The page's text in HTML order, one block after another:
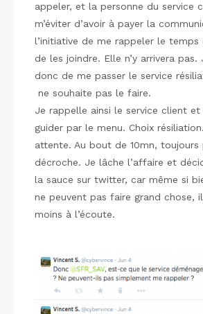
appeler, et la personne du service
m’éviter d’avoir à payer la
l’initiative de me rappeler le temps
de les joindre. Elle n’y arrivera pas.
donc de me passer le service
ne souhaite pas le faire.
Je rappelle ainsi le service client et
guider par le menu. Choix
attente. Au bout de 10mn, toujours
décroche. Je lâche l’affaire et
la sauce sur twitter, car même si
ne peuvent pas faire grand chose,
moins à l’écoute.